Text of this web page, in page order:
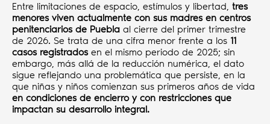
Entre limitaciones de espacio, estímulos y libertad, tres
menores viven actualmente con sus madres en centros
penitenciarios de Puebla al cierre del primer trimestre
de 2026. Se trata de una cifra menor frente a los 11
casos registradosen el mismo periodo de 2025; sin
embargo, más allá de la reducción numérica, el dato
sigue reflejando una problemática que persiste, en la
que niñas y niños comienzan sus primeros años de vida
en condiciones de encierro y con restricciones que
impactan su desarrollo integral.